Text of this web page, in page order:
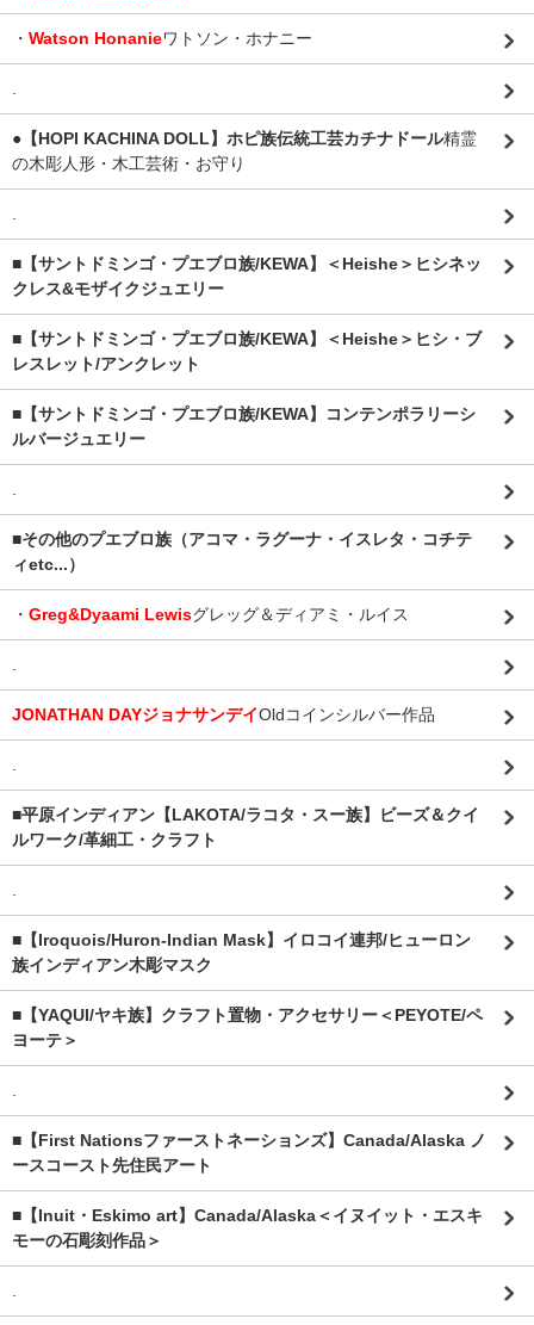
・ Watson Honanieワトソン・ホナニー
.
●【HOPI KACHINA DOLL】ホピ族伝統工芸カチナドール精霊
の木彫人形・木工芸術・お守り
.
■【サントドミンゴ・プエブロ族/KEWA】＜Heishe＞ヒシネッ
クレス&モザイクジュエリー
■【サントドミンゴ・プエブロ族/KEWA】＜Heishe＞ヒシ・ブ
レスレット/アンクレット
■【サントドミンゴ・プエブロ族/KEWA】コンテンポラリーシ
ルバージュエリー
.
■その他のプエブロ族（アコマ・ラグーナ・イスレタ・コチテ
ィetc...）
・ Greg&Dyaami Lewisグレッグ＆ディアミ・ルイス
.
JONATHAN DAYジョナサンデイOldコインシルバー作品
.
■平原インディアン【LAKOTA/ラコタ・スー族】ビーズ＆クイ
ルワーク/革細工・クラフト
.
■【Iroquois/Huron-Indian Mask】イロコイ連邦/ヒューロン
族インディアン木彫マスク
■【YAQUI/ヤキ族】クラフト置物・アクセサリー＜PEYOTE/ペ
ヨーテ＞
.
■【First Nationsファーストネーションズ】Canada/Alaska ノ
ースコースト先住民アート
■【Inuit・Eskimo art】Canada/Alaska＜イヌイット・エスキ
モーの石彫刻作品＞
.